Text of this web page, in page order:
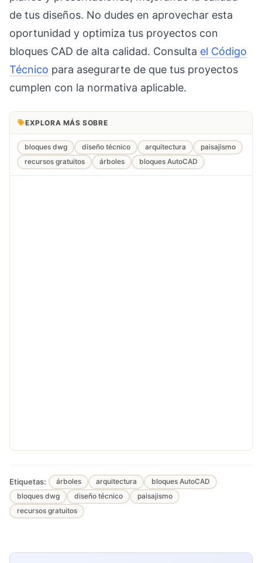
de tus diseños. No dudes en aprovechar esta
oportunidad y optimiza tus proyectos con
bloques CAD de alta calidad. Consulta el Código
Técnico para asegurarte de que tus proyectos
cumplen con la normativa aplicable.
EXPLORA MÁS SOBRE
bloques dwg diseño técnico arquitectura
paisajismo
recursos gratuitos
árboles bloques AutoCAD
Etiquetas: árboles arquitectura
bloques AutoCAD
bloques dwg
diseño técnico
paisajismo
recursos gratuitos